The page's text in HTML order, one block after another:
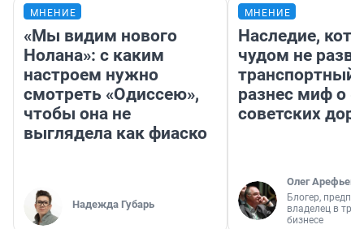
МНЕНИЕ
«Мы видим нового
Нолана»: с каким
настроем нужно
смотреть «Одиссею»,
чтобы она не
выглядела как фиаско
Надежда Губарь
МНЕНИЕ
Наследие,
чудом не
транспортный
разнес миф о
советских
Олег Арефьев
Блогер,
владелец в
бизнесе